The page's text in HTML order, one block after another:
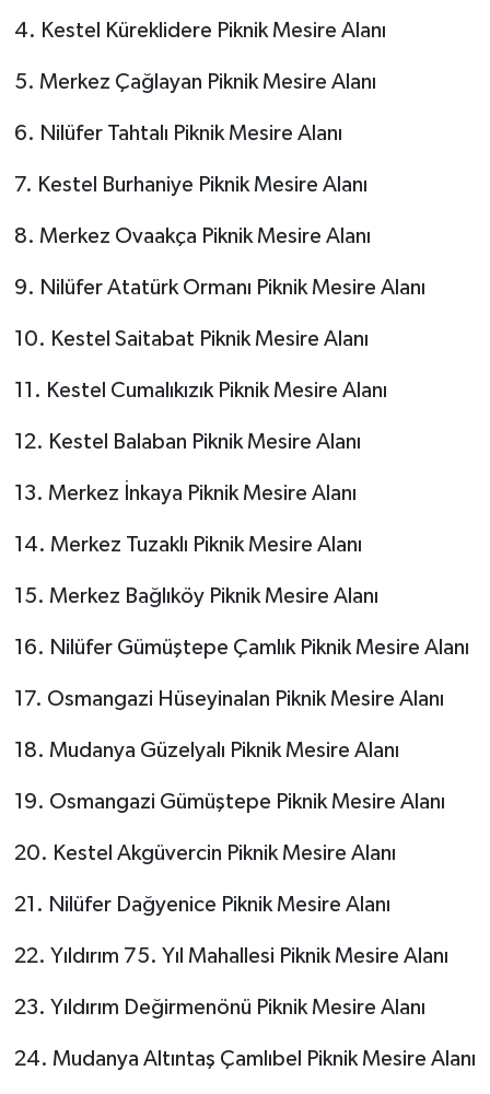
4. Kestel Küreklidere Piknik Mesire Alanı
5. Merkez Çağlayan Piknik Mesire Alanı
6. Nilüfer Tahtalı Piknik Mesire Alanı
7. Kestel Burhaniye Piknik Mesire Alanı
8. Merkez Ovaakça Piknik Mesire Alanı
9. Nilüfer Atatürk Ormanı Piknik Mesire Alanı
10. Kestel Saitabat Piknik Mesire Alanı
11. Kestel Cumalıkızık Piknik Mesire Alanı
12. Kestel Balaban Piknik Mesire Alanı
13. Merkez İnkaya Piknik Mesire Alanı
14. Merkez Tuzaklı Piknik Mesire Alanı
15. Merkez Bağlıköy Piknik Mesire Alanı
16. Nilüfer Gümüştepe Çamlık Piknik Mesire Alanı
17. Osmangazi Hüseyinalan Piknik Mesire Alanı
18. Mudanya Güzelyalı Piknik Mesire Alanı
19. Osmangazi Gümüştepe Piknik Mesire Alanı
20. Kestel Akgüvercin Piknik Mesire Alanı
21. Nilüfer Dağyenice Piknik Mesire Alanı
22. Yıldırım 75. Yıl Mahallesi Piknik Mesire Alanı
23. Yıldırım Değirmenönü Piknik Mesire Alanı
24. Mudanya Altıntaş Çamlıbel Piknik Mesire Alanı